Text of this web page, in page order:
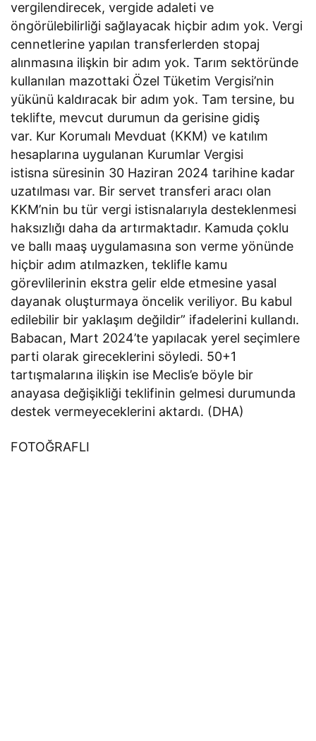
vergilendirecek, vergide adaleti ve
öngörülebilirliği sağlayacak hiçbir adım yok. Vergi
cennetlerine yapılan transferlerden stopaj
alınmasına ilişkin bir adım yok. Tarım sektöründe
kullanılan mazottaki Özel Tüketim Vergisi’nin
yükünü kaldıracak bir adım yok. Tam tersine, bu
teklifte, mevcut durumun da gerisine gidiş
var. Kur Korumalı Mevduat (KKM) ve katılım
hesaplarına uygulanan Kurumlar Vergisi
istisna süresinin 30 Haziran 2024 tarihine kadar
uzatılması var. Bir servet transferi aracı olan
KKM’nin bu tür vergi istisnalarıyla desteklenmesi
haksızlığı daha da artırmaktadır. Kamuda çoklu
ve ballı maaş uygulamasına son verme yönünde
hiçbir adım atılmazken, teklifle kamu
görevlilerinin ekstra gelir elde etmesine yasal
dayanak oluşturmaya öncelik veriliyor. Bu kabul
edilebilir bir yaklaşım değildir” ifadelerini kullandı.
Babacan, Mart 2024’te yapılacak yerel seçimlere
parti olarak gireceklerini söyledi. 50+1
tartışmalarına ilişkin ise Meclis’e böyle bir
anayasa değişikliği teklifinin gelmesi durumunda
destek vermeyeceklerini aktardı. (DHA)
FOTOĞRAFLI